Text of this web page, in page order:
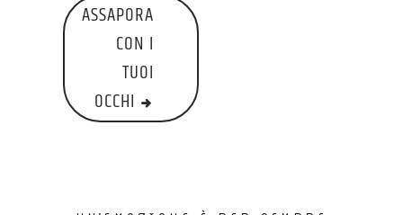
ASSAPORA
CON I
TUOI
OCCHI